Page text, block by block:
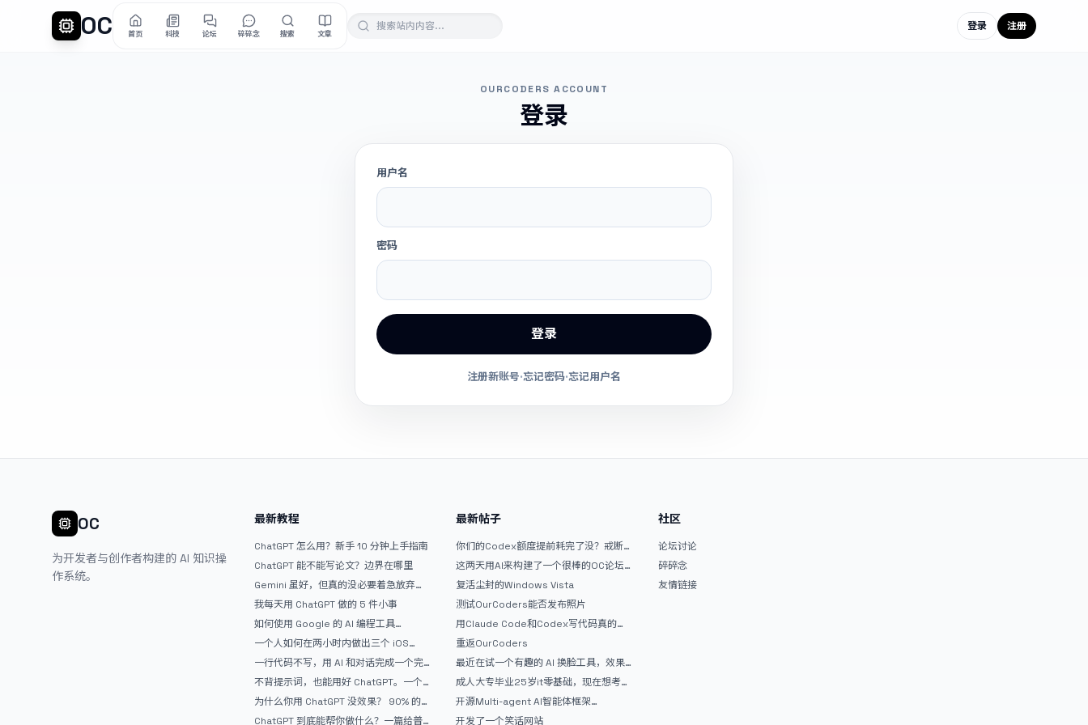
OC 首页 科技 论坛 碎碎念 搜索 文章
登录 注册
OURCODERS ACCOUNT
登录
用户名
密码
登录
注册新账号·忘记密码·忘记用户名
OC
为开发者与创作者构建的 AI 知识操
作系统。
最新教程
ChatGPT 怎么用？新手 10 分钟上手指南
ChatGPT 能不能写论文？边界在哪里
Gemini 虽好，但真的没必要着急放弃
ChatGPT
我每天用 ChatGPT 做的 5 件小事
如何使用 Google 的 AI 编程工具
AntiGravity：独立开发者的新时代武器
一个人如何在两小时内做出三个 iOS
APP？｜AntiGravity + Gemini 3 实战完
整记录
一行代码不写，用 AI 和对话完成一个完
整网站：《图书天堂》实战记录
不背提示词，也能用好 ChatGPT。一个
万能提问模板
为什么你用 ChatGPT 没效果？ 90% 的
人第一步就问错了
ChatGPT 到底能帮你做什么？一篇给普
最新帖子
你们的Codex额度提前耗完了没？戒断
反应如何？
这两天用AI来构建了一个很棒的OC论坛
精华区
复活尘封的Windows Vista
测试OurCoders能否发布照片
用Claude Code和Codex写代码真的
爽，但是App怎么挣钱还是很难啊
重返OurCoders
最近在试一个有趣的 AI 换脸工具，效果
挺不错
成人大专毕业25岁it零基础，现在想考软
件设计师，有什么好的建议吗，谢谢！
开源Multi-agent AI智能体框架
aevatar.ai，欢迎大家贡献代码
开发了一个笑话网站
社区
论坛讨论
碎碎念
友情链接